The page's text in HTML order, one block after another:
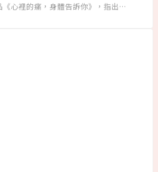
心裡的痛，身體告訴你》，指出…